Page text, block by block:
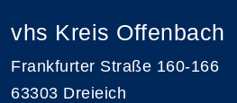
vhs Kreis Offenbach
Frankfurter Straße 160-166
63303 Dreieich